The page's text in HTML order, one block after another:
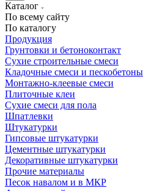
Каталог
По всему сайту
По каталогу
Продукция
Грунтовки и бетоноконтакт
Сухие строительные смеси
Кладочные смеси и пескобетоны
Монтажно-клеевые смеси
Плиточные клеи
Сухие смеси для пола
Шпатлевки
Штукатурки
Гипсовые штукатурки
Цементные штукатурки
Декоративные штукатурки
Прочие материалы
Песок навалом и в МКР